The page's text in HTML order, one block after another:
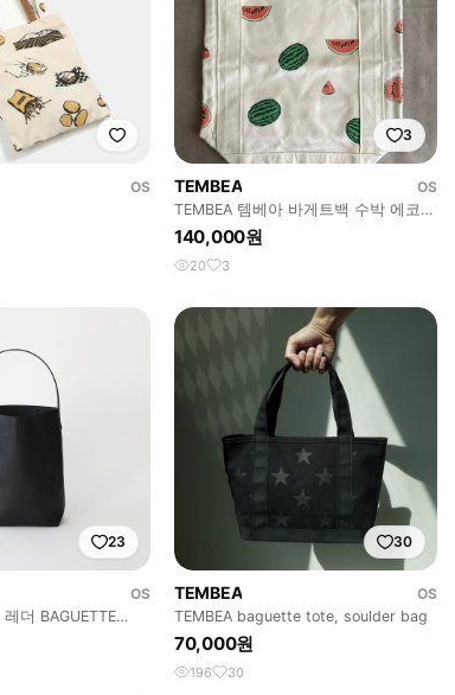
OS
3
TEMBEA
OS
TEMBEA 템베아 바게트백 수박 에코백
/ 1회 착용 중고
140,000원
20 3
23
OS
더 BAGUETTE
30
TEMBEA
OS
TEMBEA baguette tote, soulder bag
70,000원
196 30